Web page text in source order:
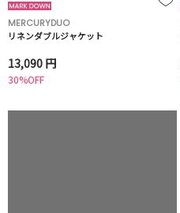
MERCURYDUO
リネンダブルジャケット
13,090 円
30%OFF